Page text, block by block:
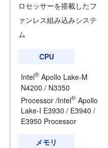
ロセッサーを搭載したフ
ァンレス組み込みシステ
ム
CPU
Intel® Apollo Lake-M
N4200 / N3350
Processor /Intel® Apollo
Lake-I E3930 / E3940 /
E3950 Processor
メモリ